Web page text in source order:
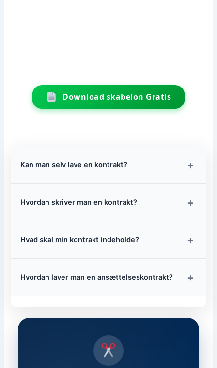
Download skabelon Gratis
Kan man selv lave en kontrakt? +
Hvordan skriver man en kontrakt? +
Hvad skal min kontrakt indeholde? +
Hvordan laver man en ansættelseskontrakt? +